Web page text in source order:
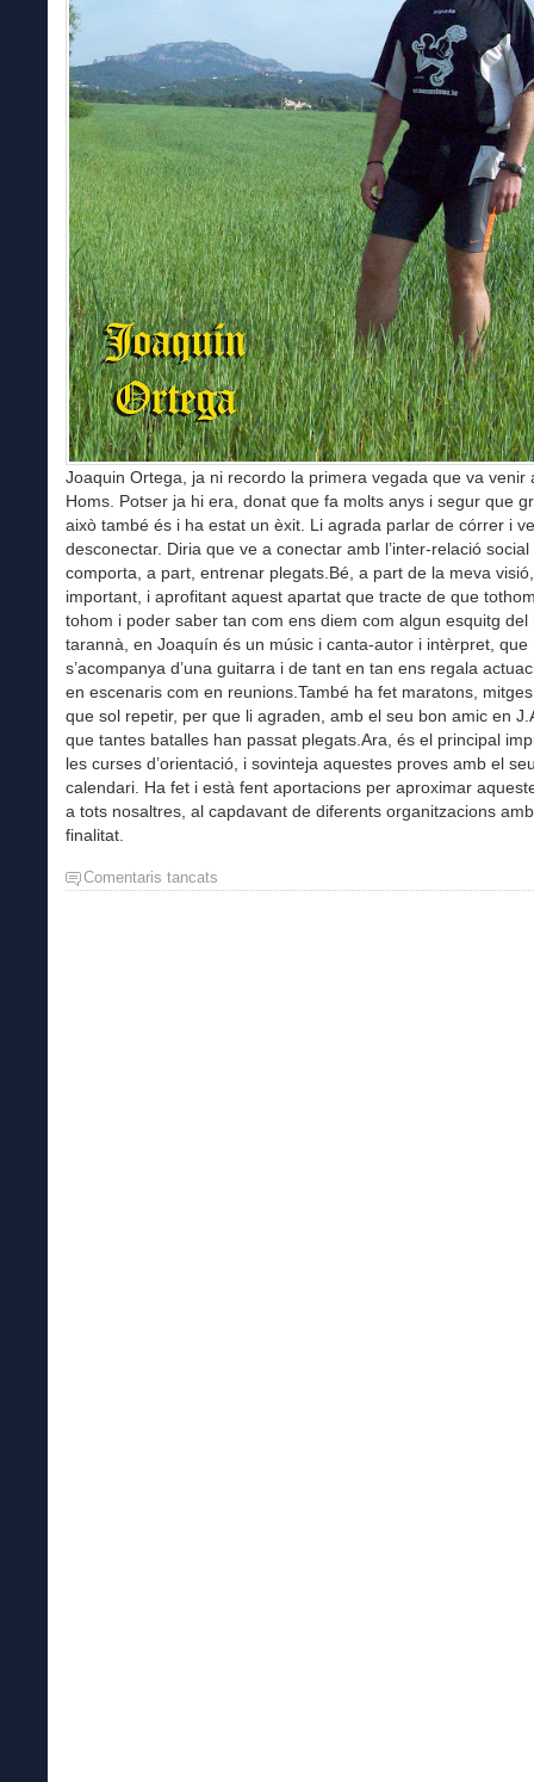
Joaquin Ortega, ja ni recordo la primera vegada que va venir
Homs. Potser ja hi era, donat que fa molts anys i segur que
això també és i ha estat un èxit. Li agrada parlar de córrer i
desconectar. Diria que ve a conectar amb l’inter-relació social
comporta, a part, entrenar plegats.Bé, a part de la meva
important, i aprofitant aquest apartat que tracte de que
tohom i poder saber tan com ens diem com algun esquitg del
tarannà, en Joaquín és un músic i canta-autor i intèrpret, que
s’acompanya d’una guitarra i de tant en tan ens regala
en escenaris com en reunions.També ha fet maratons,
que sol repetir, per que li agraden, amb el seu bon amic en
que tantes batalles han passat plegats.Ara, és el principal
les curses d’orientació, i sovinteja aquestes proves amb el
calendari. Ha fet i està fent aportacions per aproximar
a tots nosaltres, al capdavant de diferents organitzacions
finalitat.
Comentaris tancats